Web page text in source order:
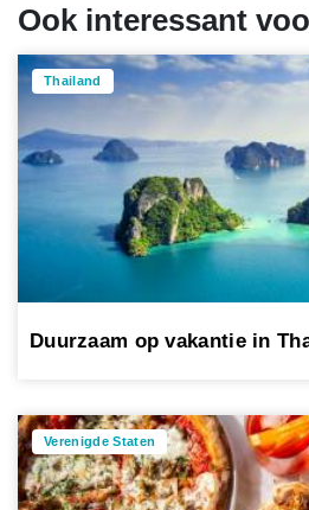
Ook interessant
Thailand
Duurzaam op vakantie in
Verenigde Staten